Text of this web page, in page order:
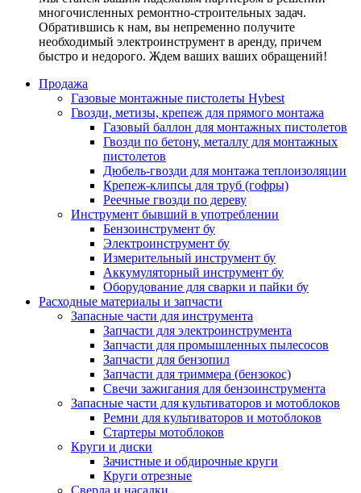
многочисленных ремонтно-строительных задач.
Обратившись к нам, вы непременно получите
необходимый электроинструмент в аренду, причем
быстро и недорого. Ждем ваших ваших обращений!
Продажа
Газовые монтажные пистолеты Hybest
Гвозди, метизы, крепеж для прямого монтажа
Газовый баллон для монтажных пистолетов
Гвозди по бетону, металлу для монтажных
пистолетов
Дюбель-гвозди для монтажа теплоизоляции
Крепеж-клипсы для труб (гофры)
Реечные гвозди по дереву
Инструмент бывший в употреблении
Бензоинструмент бу
Электроинструмент бу
Измерительный инструмент бу
Аккумуляторный инструмент бу
Оборудование для сварки и пайки бу
Расходные материалы и запчасти
Запасные части для инструмента
Запчасти для электроинструмента
Запчасти для промышленных пылесосов
Запчасти для бензопил
Запчасти для триммера (бензокос)
Свечи зажигания для бензоинструмента
Запасные части для культиваторов и мотоблоков
Ремни для культиваторов и мотоблоков
Стартеры мотоблоков
Круги и диски
Зачистные и обдирочные круги
Круги отрезные
Сверла и насадки